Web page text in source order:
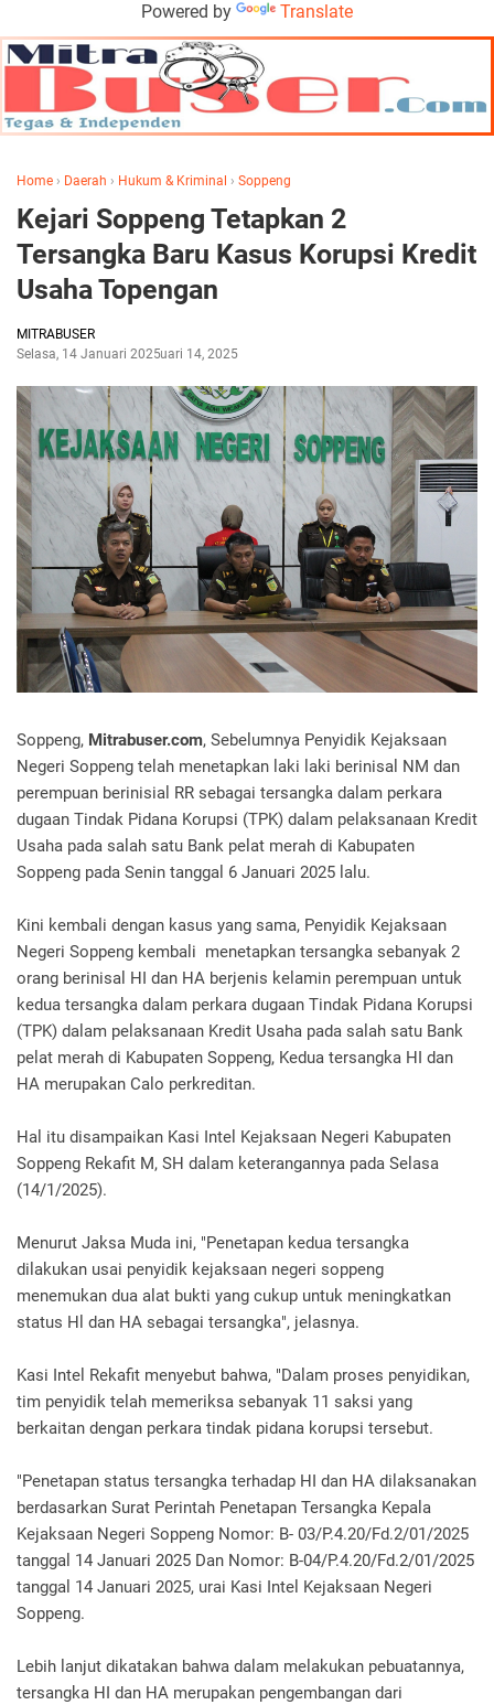
Powered by Translate
Home › Daerah › Hukum & Kriminal › Soppeng
Kejari Soppeng Tetapkan 2
Tersangka Baru Kasus Korupsi Kredit
Usaha Topengan
MITRABUSER
Selasa, 14 Januari 2025Januari 14, 2025
Soppeng, Mitrabuser.com, Sebelumnya Penyidik Kejaksaan
Negeri Soppeng telah menetapkan laki laki berinisal NM dan
perempuan berinisial RR sebagai tersangka dalam perkara
dugaan Tindak Pidana Korupsi (TPK) dalam pelaksanaan Kredit
Usaha pada salah satu Bank pelat merah di Kabupaten
Soppeng pada Senin tanggal 6 Januari 2025 lalu.
Kini kembali dengan kasus yang sama, Penyidik Kejaksaan
Negeri Soppeng kembali menetapkan tersangka sebanyak 2
orang berinisal HI dan HA berjenis kelamin perempuan untuk
kedua tersangka dalam perkara dugaan Tindak Pidana Korupsi
(TPK) dalam pelaksanaan Kredit Usaha pada salah satu Bank
pelat merah di Kabupaten Soppeng, Kedua tersangka HI dan
HA merupakan Calo perkreditan.
Hal itu disampaikan Kasi Intel Kejaksaan Negeri Kabupaten
Soppeng Rekafit M, SH dalam keterangannya pada Selasa
(14/1/2025).
Menurut Jaksa Muda ini, "Penetapan kedua tersangka
dilakukan usai penyidik kejaksaan negeri soppeng
menemukan dua alat bukti yang cukup untuk meningkatkan
status Hl dan HA sebagai tersangka", jelasnya.
Kasi Intel Rekafit menyebut bahwa, "Dalam proses penyidikan,
tim penyidik telah memeriksa sebanyak 11 saksi yang
berkaitan dengan perkara tindak pidana korupsi tersebut.
"Penetapan status tersangka terhadap HI dan HA dilaksanakan
berdasarkan Surat Perintah Penetapan Tersangka Kepala
Kejaksaan Negeri Soppeng Nomor: B- 03/P.4.20/Fd.2/01/2025
tanggal 14 Januari 2025 Dan Nomor: B-04/P.4.20/Fd.2/01/2025
tanggal 14 Januari 2025, urai Kasi Intel Kejaksaan Negeri
Soppeng.
Lebih lanjut dikatakan bahwa dalam melakukan pebuatannya,
tersangka HI dan HA merupakan pengembangan dari